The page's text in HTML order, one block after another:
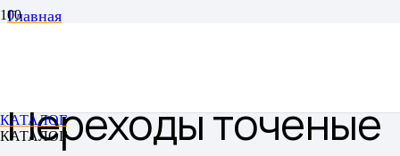
КАТАЛОГ
КАТАЛОГ
Главная
Переходы точеные